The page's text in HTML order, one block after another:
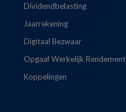
Dividendbelasting
Jaarrekening
Digitaal Bezwaar
Opgaaf Werkelijk Rendement
Koppelingen